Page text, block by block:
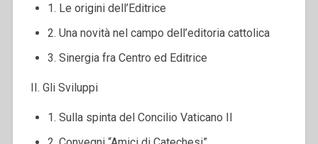
1. Le origini dell’Editrice
2. Una novità nel campo dell’editoria cattolica
3. Sinergia fra Centro ed Editrice
II. Gli Sviluppi
1. Sulla spinta del Concilio Vaticano II